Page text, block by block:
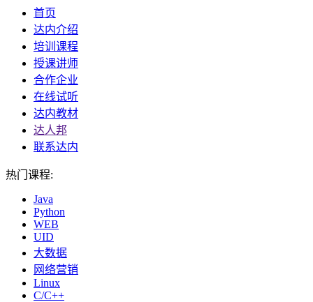
首页
达内介绍
培训课程
授课讲师
合作企业
在线试听
达内教材
达人邦
联系达内
热门课程:
Java
Python
WEB
UID
大数据
网络营销
Linux
C/C++